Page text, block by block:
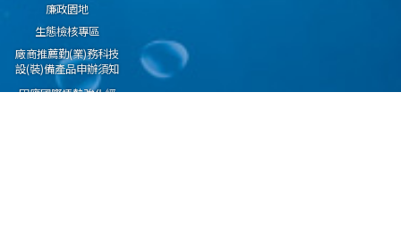
廉政園地
生態檢核專區
廠商推薦勤(業)務科技
設(裝)備產品申辦須知
因應國際情勢強化經